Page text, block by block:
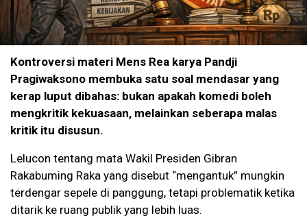
Kontroversi materi Mens Rea karya Pandji
Pragiwaksono membuka satu soal mendasar yang
kerap luput dibahas: bukan apakah komedi boleh
mengkritik kekuasaan, melainkan seberapa malas
kritik itu disusun.
Lelucon tentang mata Wakil Presiden Gibran
Rakabuming Raka yang disebut “mengantuk” mungkin
terdengar sepele di panggung, tetapi problematik ketika
ditarik ke ruang publik yang lebih luas.